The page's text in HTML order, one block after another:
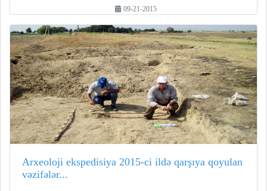
09-21-2015
Arxeoloji ekspedisiya 2015-ci ildə qarşıya qoyulan
vəzifələr...